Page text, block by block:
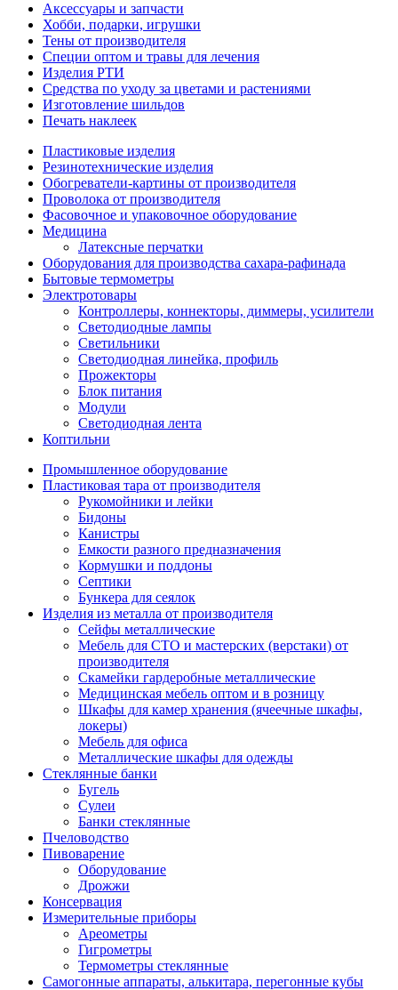
Аксессуары и запчасти
Хобби, подарки, игрушки
Тены от производителя
Специи оптом и травы для лечения
Изделия РТИ
Средства по уходу за цветами и растениями
Изготовление шильдов
Печать наклеек
Пластиковые изделия
Резинотехнические изделия
Обогреватели-картины от производителя
Проволока от производителя
Фасовочное и упаковочное оборудование
Медицина
Латексные перчатки
Оборудования для производства сахара-рафинада
Бытовые термометры
Электротовары
Контроллеры, коннекторы, диммеры, усилители
Светодиодные лампы
Светильники
Светодиодная линейка, профиль
Прожекторы
Блок питания
Модули
Светодиодная лента
Коптильни
Промышленное оборудование
Пластиковая тара от производителя
Рукомойники и лейки
Бидоны
Канистры
Емкости разного предназначения
Кормушки и поддоны
Септики
Бункера для сеялок
Изделия из металла от производителя
Сейфы металлические
Мебель для СТО и мастерских (верстаки) от
производителя
Скамейки гардеробные металлические
Медицинская мебель оптом и в розницу
Шкафы для камер хранения (ячеечные шкафы,
локеры)
Мебель для офиса
Металлические шкафы для одежды
Стеклянные банки
Бугель
Сулеи
Банки стеклянные
Пчеловодство
Пивоварение
Оборудование
Дрожжи
Консервация
Измерительные приборы
Ареометры
Гигрометры
Термометры стеклянные
Самогонные аппараты, алькитара, перегонные кубы